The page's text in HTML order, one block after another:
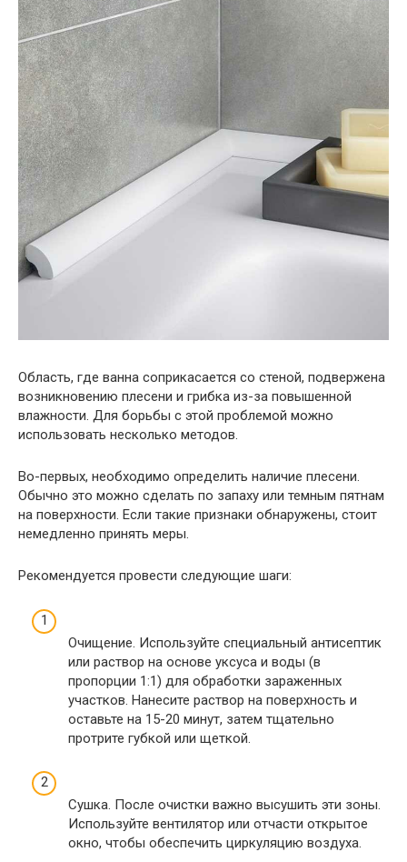
Область, где ванна соприкасается со стеной, подвержена
возникновению плесени и грибка из-за повышенной
влажности. Для борьбы с этой проблемой можно
использовать несколько методов.
Во-первых, необходимо определить наличие плесени.
Обычно это можно сделать по запаху или темным пятнам
на поверхности. Если такие признаки обнаружены, стоит
немедленно принять меры.
Рекомендуется провести следующие шаги:
Очищение. Используйте специальный антисептик
или раствор на основе уксуса и воды (в
пропорции 1:1) для обработки зараженных
участков. Нанесите раствор на поверхность и
оставьте на 15-20 минут, затем тщательно
протрите губкой или щеткой.
Сушка. После очистки важно высушить эти зоны.
Используйте вентилятор или отчасти открытое
окно, чтобы обеспечить циркуляцию воздуха.